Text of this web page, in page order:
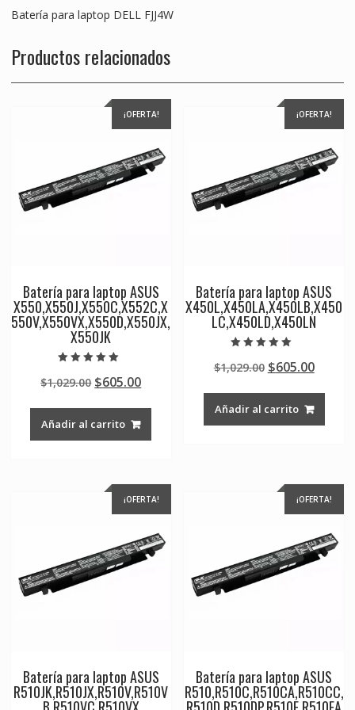
Batería para laptop DELL FJJ4W
Productos relacionados
¡OFERTA!
Batería para laptop ASUS
X550,X550J,X550C,X552C,X
550V,X550VX,X550D,X550JX,
X550JK
5.00
de 5
$1,029.00 Original
was:
$1,029.00.
$605.00Current
Añadir al carrito
¡OFERTA!
Batería para laptop ASUS
X450L,X450LA,X450LB,X450
LC,X450LD,X450LN
5.00
de 5
$1,029.00 Original
was:
$1,029.00.
$605.00
Añadir al carrito
¡OFERTA!
Batería para laptop ASUS
R510JK,R510JX,R510V,R510V
¡OFERTA!
Batería para laptop ASUS
R510,R510C,R510CA,R510CC,